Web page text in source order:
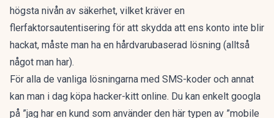
högsta nivån av säkerhet, vilket kräver en
flerfaktorsautentisering för att skydda att ens konto inte blir
hackat, måste man ha en hårdvarubaserad lösning (alltså
något man har).
För alla de vanliga lösningarna med SMS-koder och annat
kan man i dag köpa hacker-kitt online. Du kan enkelt googla
på ”jag har en kund som använder den här typen av ”mobile